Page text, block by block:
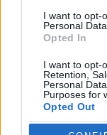
I want to opt-
Personal
Opted In
I want to opt-
Retention,
Personal
Purposes for
Opted Out
LAKÓAUTÓSOK
2025. Április. 15. 16:45
MEGALAKULT
MELEGA
2024. október. 07.
Majthényi László